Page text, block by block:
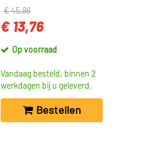
€ 45,86
€ 13,76
Op voorraad
Vandaag besteld, binnen 2
werkdagen bij u geleverd.
Bestellen